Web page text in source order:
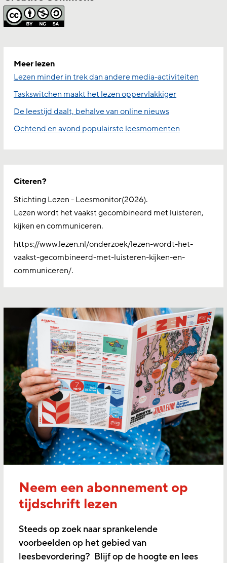
Meer lezen
Lezen minder in trek dan andere media-activiteiten
Taskswitchen maakt het lezen oppervlakkiger
De leestijd daalt, behalve van online nieuws
Ochtend en avond populairste leesmomenten
Citeren?
Stichting Lezen - Leesmonitor(2026).
Lezen wordt het vaakst gecombineerd met luisteren,
kijken en communiceren.
https://www.lezen.nl/onderzoek/lezen-wordt-het-
vaakst-gecombineerd-met-luisteren-kijken-en-
communiceren/.
Neem een abonnement op
tijdschrift lezen
Steeds op zoek naar sprankelende
voorbeelden op het gebied van
leesbevordering? Blijf op de hoogte en lees